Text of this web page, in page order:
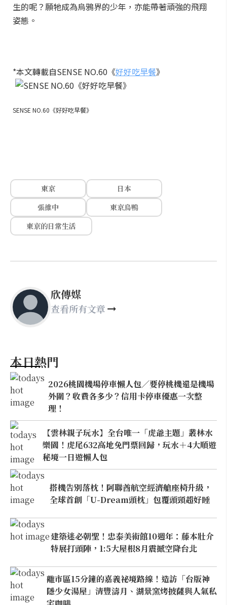
生的呢？願牠成為烏鴉界的少年，亦能帶著頑強的飛翔
姿態。
*本文轉載自SENSE NO.60《好好吃早餐》
SENSE NO.60《好好吃早餐》
東京
日本
張維中
東京烏鴨
東京的日常生活
欣傳媒
查看所有文章
本日熱門
2026桃園機場停車懶人包／要停桃機還是機場
外圍？收費各多少？信用卡停車優惠一次整
理！
【雲林親子玩水】全台唯一「虎爺主題」叢林水
樂園！虎尾632高地免門票回歸，玩水＋4大順遊
秘境一日遊懶人包
搭機告別落枕！阿聯酋航空經濟艙座椅升級，
全球首創「U-Dream頭枕」包覆頭頸超好睡
建築迷必朝聖！忠泰美術館10週年：藤本壯介
特展打頭陣，1:5大屋根8月震撼空降台北
離市區15分鐘的嘉義祕境路線！造訪「台版神
隱少女湯屋」清豐濤月、湖景窯烤披薩與人氣私